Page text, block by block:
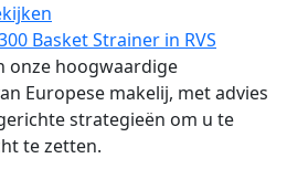
Basket Strainer in RVS
onze hoogwaardige
Europese makelij, met advies
strategieën om u te
te zetten.